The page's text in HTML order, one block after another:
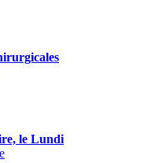
le Lundi